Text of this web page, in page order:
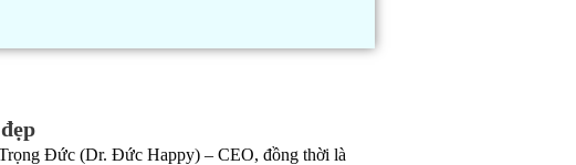
Đức (Dr. Đức Happy) – CEO, đồng thời là